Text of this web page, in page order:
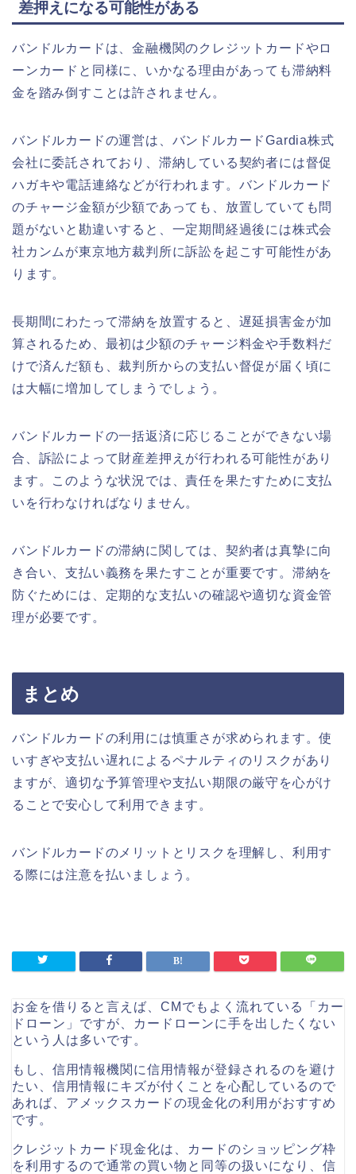
差押えになる可能性がある
バンドルカードは、金融機関のクレジットカードやロ
ーンカードと同様に、いかなる理由があっても滞納料
金を踏み倒すことは許されません。
バンドルカードの運営は、バンドルカードGardia株式
会社に委託されており、滞納している契約者には督促
ハガキや電話連絡などが行われます。バンドルカード
のチャージ金額が少額であっても、放置していても問
題がないと勘違いすると、一定期間経過後には株式会
社カンムが東京地方裁判所に訴訟を起こす可能性があ
ります。
長期間にわたって滞納を放置すると、遅延損害金が加
算されるため、最初は少額のチャージ料金や手数料だ
けで済んだ額も、裁判所からの支払い督促が届く頃に
は大幅に増加してしまうでしょう。
バンドルカードの一括返済に応じることができない場
合、訴訟によって財産差押えが行われる可能性があり
ます。このような状況では、責任を果たすために支払
いを行わなければなりません。
バンドルカードの滞納に関しては、契約者は真摯に向
き合い、支払い義務を果たすことが重要です。滞納を
防ぐためには、定期的な支払いの確認や適切な資金管
理が必要です。
まとめ
バンドルカードの利用には慎重さが求められます。使
いすぎや支払い遅れによるペナルティのリスクがあり
ますが、適切な予算管理や支払い期限の厳守を心がけ
ることで安心して利用できます。
バンドルカードのメリットとリスクを理解し、利用す
る際には注意を払いましょう。
お金を借りると言えば、CMでもよく流れている「カー
ドローン」ですが、カードローンに手を出したくない
という人は多いです。
もし、信用情報機関に信用情報が登録されるのを避け
たい、信用情報にキズが付くことを心配しているので
あれば、 アメックスカードの現金化の利用がおすすめ
です。
クレジットカード現金化は、カードのショッピング枠
を利用するので通常の買い物と同等の扱いになり、信